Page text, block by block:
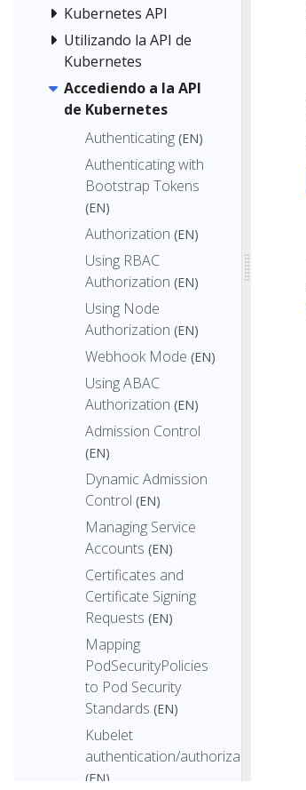
Kubernetes API
Utilizando la API de
Kubernetes
Accediendo a la API
de Kubernetes
Authenticating (EN)
Authenticating with
Bootstrap Tokens
(EN)
Authorization (EN)
Using RBAC
Authorization (EN)
Using Node
Authorization (EN)
Webhook Mode (EN)
Using ABAC
Authorization (EN)
Admission Control
(EN)
Dynamic Admission
Control (EN)
Managing Service
Accounts (EN)
Certificates and
Certificate Signing
Requests (EN)
Mapping
PodSecurityPolicies
to Pod Security
Standards (EN)
Kubelet
authentication/authorization
(EN)